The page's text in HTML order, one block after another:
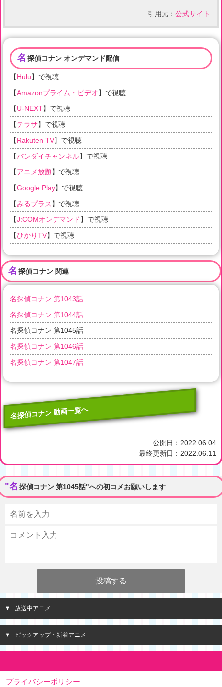
引用元： 公式サイト
名 探偵コナン オンデマンド配信
【Hulu】で視聴
【Amazonプライム・ビデオ】で視聴
【U-NEXT】で視聴
【テラサ】で視聴
【Rakuten TV】で視聴
【バンダイチャンネル】で視聴
【アニメ放題】で視聴
【Google Play】で視聴
【みるプラス 】で視聴
【J:COMオンデマンド 】で視聴
【ひかりTV】で視聴
名 探偵コナン 関連
名探偵コナン 第1043話
名探偵コナン 第1044話
名探偵コナン 第1045話
名探偵コナン 第1046話
名探偵コナン 第1047話
名探偵コナン 動画一覧へ
公開日： 2022.06.04
最終更新日： 2022.06.11
"名 探偵コナン 第1045話"への初コメお願いします
放送中アニメ
ピックアップ・新着アニメ
プライバシーポリシー